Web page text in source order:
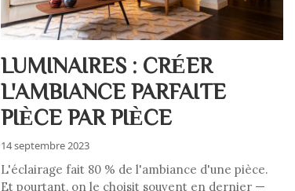
LUMINAIRES : CRÉER
L'AMBIANCE PARFAITE
PIÈCE PAR PIÈCE
14 septembre 2023
L'éclairage fait 80 % de l'ambiance d'une pièce.
Et pourtant, on le choisit souvent en dernier —